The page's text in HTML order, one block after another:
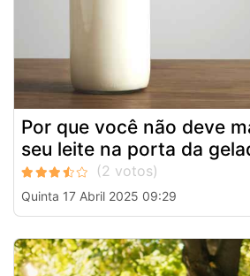
Por que você não deve
seu leite na porta da
Quinta 17 Abril 2025 09:29